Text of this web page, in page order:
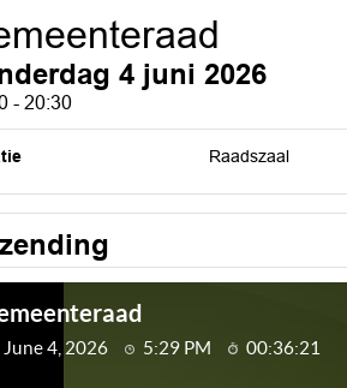
4 juni 2026
- 20:30
Raadszaal